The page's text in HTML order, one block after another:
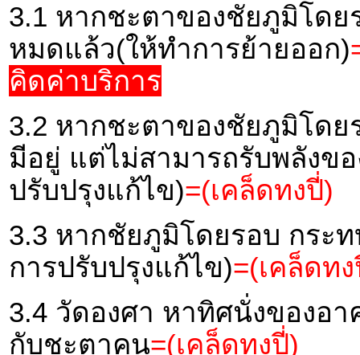
3.1 หากชะตาของชัยภูมิโด
หมดแล้ว(ให้ทำการย้ายออก)
คิดค่าบริการ
3.2 หากชะตาของชัยภูมิโดย
มีอยู่ แต่ไม่สามารถรับพลังข
ปรับปรุงแก้ไข)=(เคล็ดทงปี่)
3.3 หากชัยภูมิโดยรอบ กระ
การปรับปรุงแก้ไข)=(เคล็ดท
3.4 วัดองศา หาทิศนั่งของอ
กับชะตาคน=(เคล็ดทงปี่)